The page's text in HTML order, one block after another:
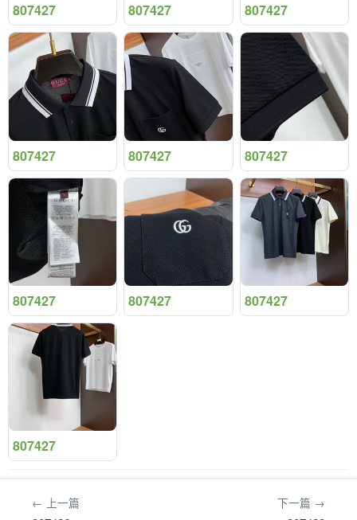
807427 807427 807427
807427 807427 807427
807427 807427 807427
807427
← 上一篇 下一篇 →